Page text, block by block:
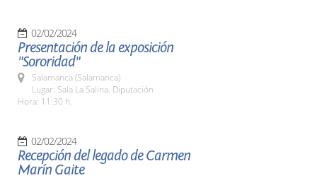
02/02/2024
Presentación de la exposición
"Sororidad"
Salamanca (Salamanca)
Lugar: Sala La Salina. Diputación
Hora: 11:30 h.
02/02/2024
Recepción del legado de Carmen
Marín Gaite